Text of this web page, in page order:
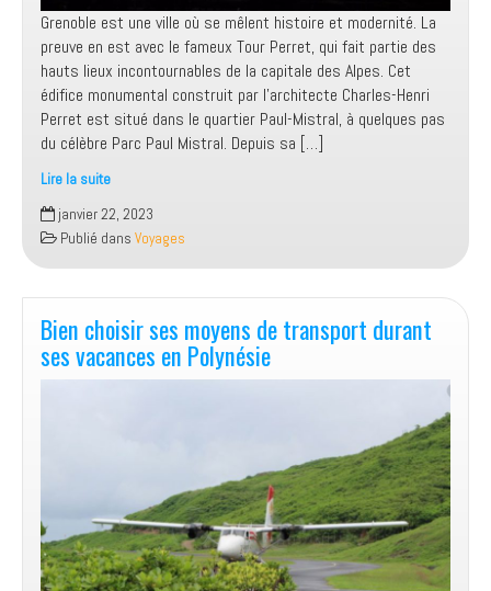
Grenoble est une ville où se mêlent histoire et modernité. La
preuve en est avec le fameux Tour Perret, qui fait partie des
hauts lieux incontournables de la capitale des Alpes. Cet
édifice monumental construit par l’architecte Charles-Henri
Perret est situé dans le quartier Paul-Mistral, à quelques pas
du célèbre Parc Paul Mistral. Depuis sa […]
Lire la suite
La
Tour
Perret
de
Grenoble,
un
monument
historique
janvier 22, 2023
Publié dans Voyages
Bien choisir ses moyens de transport durant
ses vacances en Polynésie